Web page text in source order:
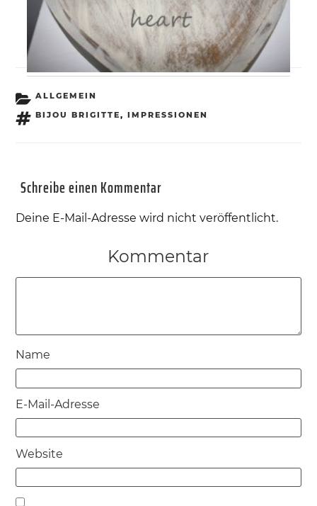
KATEGORIEN
ALLGEMEIN
SCHLAGWÖRTER
BIJOU BRIGITTE, IMPRESSIONEN
Schreibe einen Kommentar
Deine E-Mail-Adresse wird nicht veröffentlicht.
Kommentar
Name
E-Mail-Adresse
Website